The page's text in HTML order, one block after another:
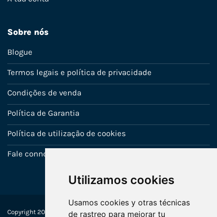
Utilizamos cookies
Usamos cookies y otras técnicas
de rastreo para mejorar tu
Sobre nós
Blogue
Termos legais e política de privacidade
Condições de venda
Política de Garantia
Política de utilização de cookies
Fale connosco
Copyright 2022-2025 © Ecosistemas Informáticos España SL –